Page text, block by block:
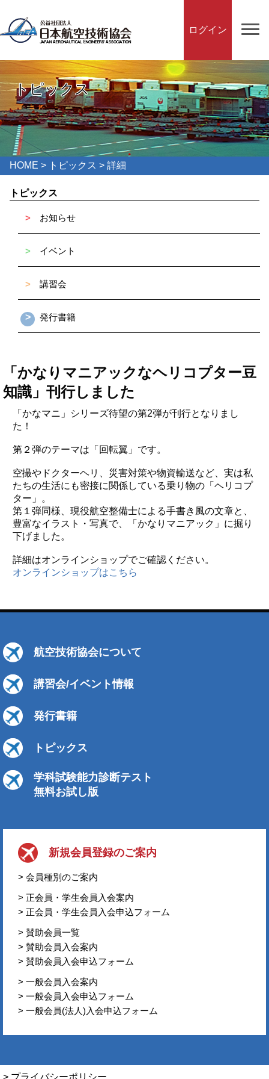
ログイン
トピックス
HOME > トピックス > 詳細
トピックス
> お知らせ
> イベント
> 講習会
> 発行書籍
「かなりマニアックなヘリコプター豆
知識」刊行しました
「かなマニ」シリーズ待望の第2弾が刊行となりまし
た！
第２弾のテーマは「回転翼」です。
空撮やドクターヘリ、災害対策や物資輸送など、実は私
たちの生活にも密接に関係している乗り物の「ヘリコプ
ター」。
第１弾同様、現役航空整備士による手書き風の文章と、
豊富なイラスト・写真で、「かなりマニアック」に掘り
下げました。
詳細はオンラインショップでご確認ください。
オンラインショップはこちら
航空技術協会について
講習会/イベント情報
発行書籍
トピックス
学科試験能力診断テスト
無料お試し版
新規会員登録のご案内
> 会員種別のご案内
> 正会員・学生会員入会案内
> 正会員・学生会員入会申込フォーム
> 賛助会員一覧
> 賛助会員入会案内
> 賛助会員入会申込フォーム
> 一般会員入会案内
> 一般会員入会申込フォーム
> 一般会員(法人)入会申込フォーム
> プライバシーポリシー